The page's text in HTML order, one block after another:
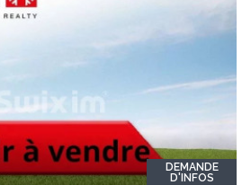
DEMANDE
D'INFOS